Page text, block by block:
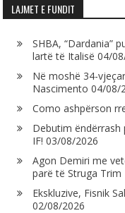
LAJMET E FUNDIT
SHBA, “Dardania”
lartë të Italisë 04/
Në moshë 34-
Nascimento 04/08/
Como ashpërson
Debutim ëndërrash
IF! 03/08/2026
Agon Demiri me
parë të Struga Trim
Ekskluzive, Fisnik
02/08/2026